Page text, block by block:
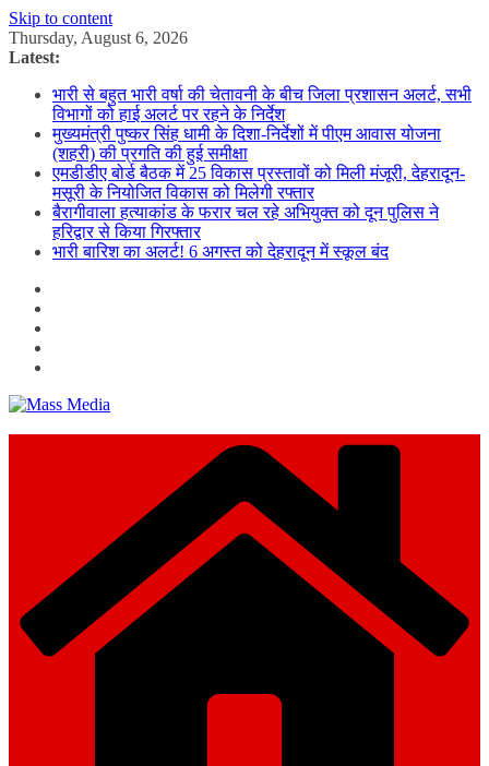
Skip to content
Thursday, August 6, 2026
Latest:
भारी से बहुत भारी वर्षा की चेतावनी के बीच जिला प्रशासन अलर्ट, सभी
विभागों को हाई अलर्ट पर रहने के निर्देश
मुख्यमंत्री पुष्कर सिंह धामी के दिशा-निर्देशों में पीएम आवास योजना
(शहरी) की प्रगति की हुई समीक्षा
एमडीडीए बोर्ड बैठक में 25 विकास प्रस्तावों को मिली मंजूरी, देहरादून-
मसूरी के नियोजित विकास को मिलेगी रफ्तार
बैरागीवाला हत्याकांड के फरार चल रहे अभियुक्त को दून पुलिस ने
हरिद्वार से किया गिरफ्तार
भारी बारिश का अलर्ट! 6 अगस्त को देहरादून में स्कूल बंद